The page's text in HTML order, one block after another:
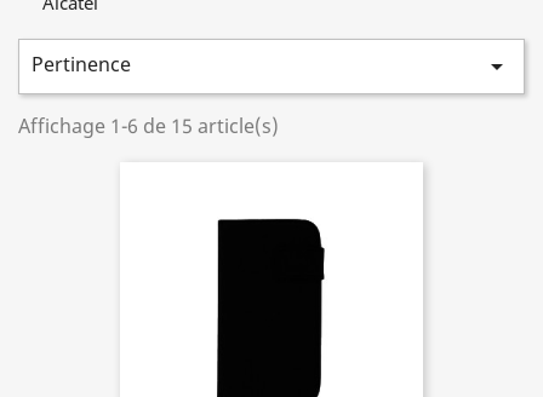
Pertinence 
Affichage 1-6 de 15 article(s)